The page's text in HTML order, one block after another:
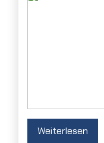
Weiterlesen